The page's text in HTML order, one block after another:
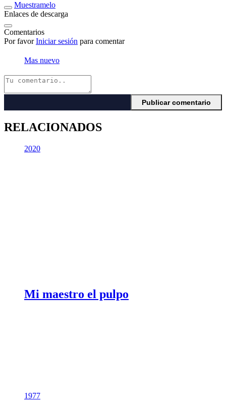
Muestramelo
Enlaces de descarga
Comentarios
Por favorIniciar sesión para comentar
Mas nuevo
RELACIONADOS
2020
Mi maestro el pulpo
1977